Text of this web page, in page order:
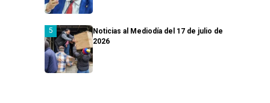
Noticias al Mediodía del 17 de julio de
2026